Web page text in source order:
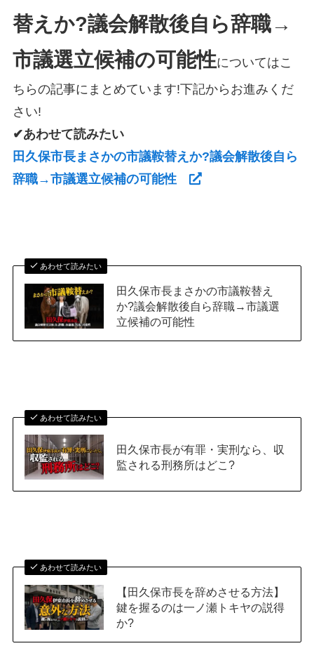
替えか?議会解散後自ら辞職→
市議選立候補の可能性についてはこ
ちらの記事にまとめています!下記からお進みくだ
さい!
✔あわせて読みたい
田久保市長まさかの市議鞍替えか?議会解散後自ら
辞職→市議選立候補の可能性
あわせて読みたい
田久保市長まさかの市議鞍替え
か?議会解散後自ら辞職→市議選
立候補の可能性
あわせて読みたい
田久保市長が有罪・実刑なら、収
監される刑務所はどこ?
あわせて読みたい
【田久保市長を辞めさせる方法】
鍵を握るのは一ノ瀬トキヤの説得
か?